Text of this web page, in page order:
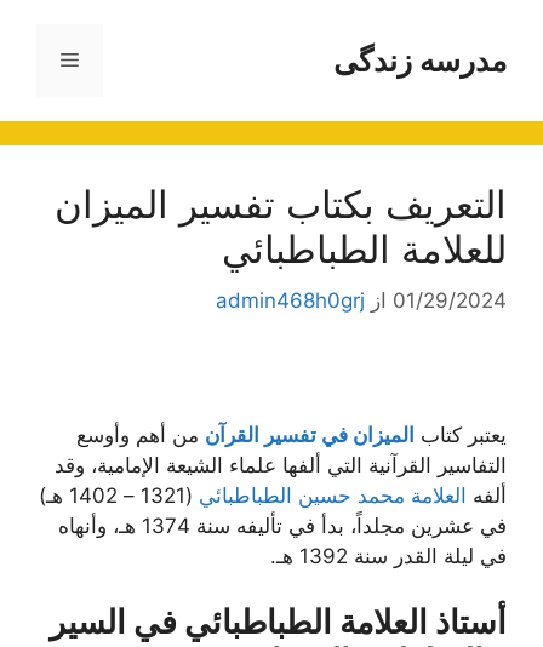
محتوامدرسه زندگی فهرست
التعريف بكتاب تفسير الميزان
للعلامة الطباطبائي
01/29/2024 از admin468h0grj
يعتبر كتاب الميزان في تفسير القرآن من أهم وأوسع
التفاسير القرآنية التي ألفها علماء الشيعة الإمامية، وقد
ألفه العلامة محمد حسين الطباطبائي
(1321 – 1402 هـ)
في عشرين مجلداً، بدأ في تأليفه سنة 1374 هـ، وأنهاه
في ليلة القدر سنة 1392 هـ.
أستاذ العلامة الطباطبائي في السير